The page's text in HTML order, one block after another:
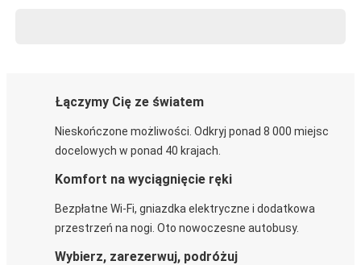
Łączymy Cię ze światem
Nieskończone możliwości. Odkryj ponad 8 000 miejsc
docelowych w ponad 40 krajach.
Komfort na wyciągnięcie ręki
Bezpłatne Wi-Fi, gniazdka elektryczne i dodatkowa
przestrzeń na nogi. Oto nowoczesne autobusy.
Wybierz, zarezerwuj, podróżuj